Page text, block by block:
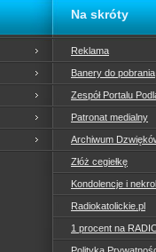
Na skróty
Reklama
Banery do pobrania
Zespół Portalu
Patronat medialny
Archiwum
Złóż cegiełkę
Kondolencje i
Radiokatolickie.pl
1 procent na